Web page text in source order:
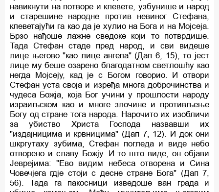
навикнути на потворе и клевете, узбунише и народ
и старешине народне против невиног Стефана,
клеветајући га као да је хулио на Бога и на Мојсеја.
Брзо нађоше лажне сведоке који то потврдише.
Тада Стефан стаде пред народ, и сви видеше
лице његово "као лице ангела" (Дап 6, 15), то јест
лице му беше озарено благодатном светлошћу као
негда Мојсеју, кад је с Богом говорио. И отвори
Стефан уста своја и изређа многа доброчинства и
чудеса Божја, која Бог учини у прошлости народу
израиљском као и многе злочине и противљење
Богу од стране тога народа. Нарочито их изобличи
за убиство Христа Господа назвавши их
"издајницима и крвницима" (Дап 7, 12). И док они
шкргутаху зубима, Стефан погледа и виде небо
отворено и славу Божју. И то што виде, он објави
Јеврејима: "Ево видим небеса отворена и Сина
Човечјега гдје стоји с десне стране Бога" (Дап 7,
56). Тада га пакосници изведоше ван града и